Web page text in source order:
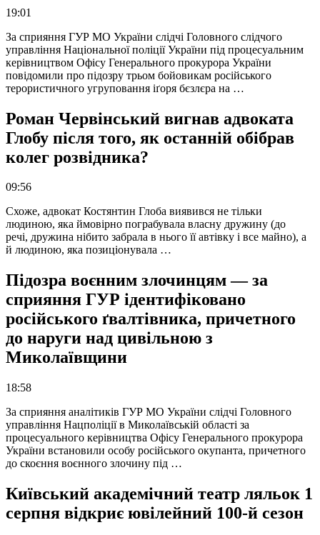
19:01
За сприяння ГУР МО України слідчі Головного слідчого
управління Національної поліції України під процесуальним
керівництвом Офісу Генерального прокурора України
повідомили про підозру трьом бойовикам російського
терористичного угруповання іґоря бєзлєра на …
Роман Червінський вигнав адвоката
Глобу після того, як останній обібрав
колег розвідника?
09:56
Схоже, адвокат Костянтин Глоба виявився не тільки
людиною, яка ймовірно пограбувала власну дружину (до
речі, дружина нібито забрала в нього її автівку і все майно), а
й людиною, яка позиціонувала …
Підозра воєнним злочинцям — за
сприяння ГУР ідентифіковано
російського ґвалтівника, причетного
до наруги над цивільною з
Миколаївщини
18:58
За сприяння аналітиків ГУР МО України слідчі Головного
управління Нацполіції в Миколаївській області за
процесуального керівництва Офісу Генерального прокурора
України встановили особу російського окупанта, причетного
до скоєння воєнного злочину під …
Київський академічний театр ляльок 1
серпня відкриє ювілейний 100-й сезон